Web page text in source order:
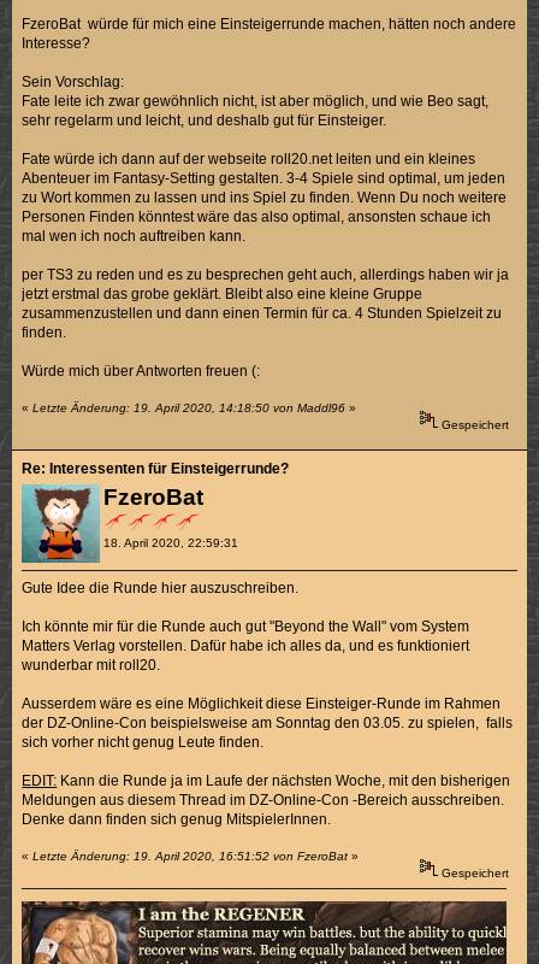
FzeroBat würde für mich eine Einsteigerrunde machen, hätten noch andere
Interesse?
Sein Vorschlag:
Fate leite ich zwar gewöhnlich nicht, ist aber möglich, und wie Beo sagt,
sehr regelarm und leicht, und deshalb gut für Einsteiger.
Fate würde ich dann auf der webseite roll20.net leiten und ein kleines
Abenteuer im Fantasy-Setting gestalten. 3-4 Spiele sind optimal, um jeden
zu Wort kommen zu lassen und ins Spiel zu finden. Wenn Du noch weitere
Personen Finden könntest wäre das also optimal, ansonsten schaue ich
mal wen ich noch auftreiben kann.
per TS3 zu reden und es zu besprechen geht auch, allerdings haben wir ja
jetzt erstmal das grobe geklärt. Bleibt also eine kleine Gruppe
zusammenzustellen und dann einen Termin für ca. 4 Stunden Spielzeit zu
finden.
Würde mich über Antworten freuen (:
«Letzte Änderung: 19. April 2020, 14:18:50 von Maddl96 »
Gespeichert
FzeroBat
18. April 2020, 22:59:31
Re: Interessenten für Einsteigerrunde?
Gute Idee die Runde hier auszuschreiben.
Ich könnte mir für die Runde auch gut "Beyond the Wall" vom System
Matters Verlag vorstellen. Dafür habe ich alles da, und es funktioniert
wunderbar mit roll20.
Ausserdem wäre es eine Möglichkeit diese Einsteiger-Runde im Rahmen
der DZ-Online-Con beispielsweise am Sonntag den 03.05. zu spielen, falls
sich vorher nicht genug Leute finden.
EDIT: Kann die Runde ja im Laufe der nächsten Woche, mit den bisherigen
Meldungen aus diesem Thread im DZ-Online-Con -Bereich ausschreiben.
Denke dann finden sich genug MitspielerInnen.
«Letzte Änderung: 19. April 2020, 16:51:52 von FzeroBat »
Gespeichert